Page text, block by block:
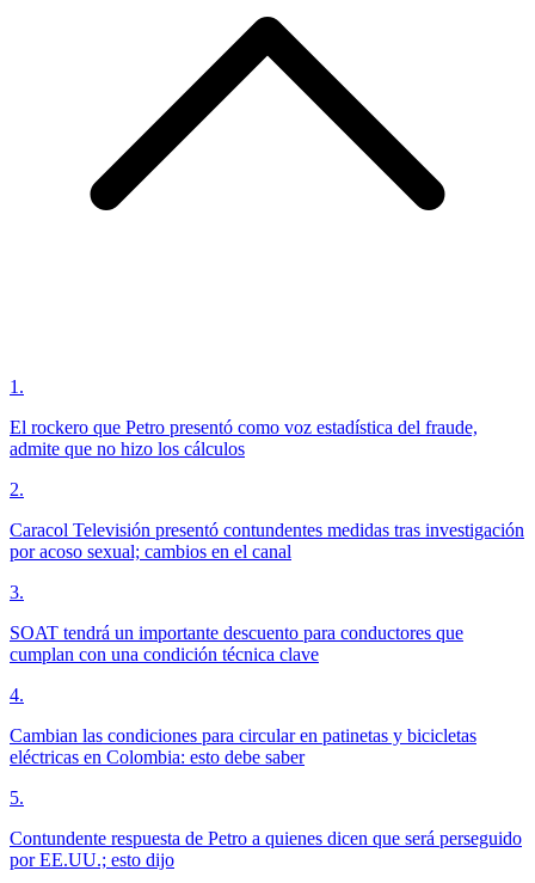
1 .
El rockero que Petro presentó como voz estadística del fraude,
admite que no hizo los cálculos
2.
Caracol Televisión presentó contundentes medidas tras investigación
por acoso sexual; cambios en el canal
3.
SOAT tendrá un importante descuento para conductores que
cumplan con una condición técnica clave
4.
Cambian las condiciones para circular en patinetas y bicicletas
eléctricas en Colombia: esto debe saber
5.
Contundente respuesta de Petro a quienes dicen que será perseguido
por EE.UU.; esto dijo